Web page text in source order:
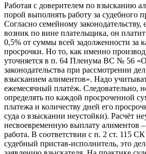
Работая с доверителем по взысканию
порой выполнять работу за судебного
Согласно семейному
возник по вине плательщика, он
0,5% от суммы всей задолженности за
просрочки. Но то, как именно
уточняется в п. 64 Пленума ВС № 56
законодательства при рассмотрении
взысканием алиментов». Надо
ежемесячный платёж. Следовательно,
определять по каждой просроченной
платежа и количеству дней его
суда о взыскании неустойки). Расчёт
несвоевременную выплату алиментов
работа. В соответствии с п. 2 ст. 115
судебный пристав-исполнитель, это